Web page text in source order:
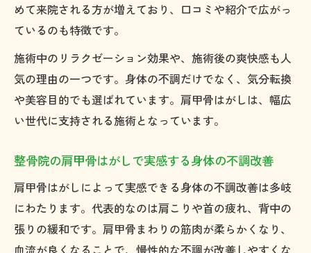
めて来院される方が増えており、口コミや紹介で広がっ
ているのも特徴です。
施術中のリラクゼーション効果や、施術後の爽快感も人
気の理由の一つです。身体の不調だけでなく、気分転換
や美容目的でも選ばれています。肩甲骨はがしは、幅広
い世代に支持される施術となっています。
整骨院の肩甲骨はがしで実感する身体の不調改善
肩甲骨はがしによって実感できる身体の不調改善は多岐
にわたります。代表的なのは肩こりや首の疲れ、背中の
張りの緩和です。肩甲骨まわりの筋肉が柔らかくなり、
血流が良くなることで、慢性的な不調が改善しやすくな